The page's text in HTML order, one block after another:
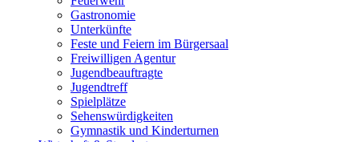
Gastronomie
Unterkünfte
Feste und Feiern im Bürgersaal
Freiwilligen Agentur
Jugendbeauftragte
Jugendtreff
Spielplätze
Sehenswürdigkeiten
Gymnastik und Kinderturnen